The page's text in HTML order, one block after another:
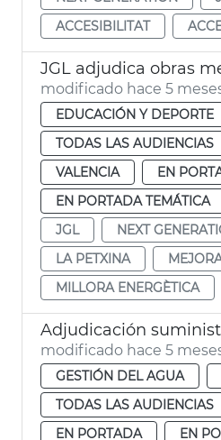
ACCESIBILITAT
modificado hace 5
EDUCACIÓN Y DEPORTE
TODAS LAS AUDIENCIAS
VALENCIA
EN
EN PORTADA TEMÁTICA
JGL
NEXT
LA PETXINA
MILLORA ENERGÈTICA
modificado hace 5
GESTIÓN DEL AGUA
TODAS LAS AUDIENCIAS
EN PORTADA
EN